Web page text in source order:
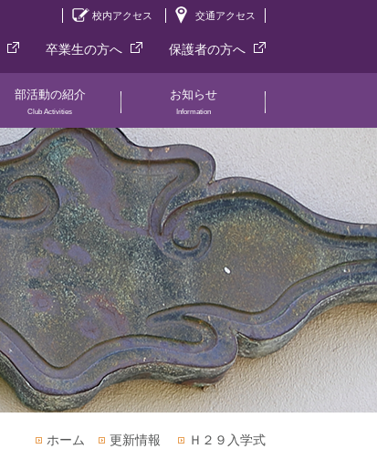
校内アクセス 交通アクセス
卒業生の方へ 保護者の方へ
部活動の紹介
Club Activities
お知らせ
Information
ホーム 更新情報 Ｈ２９入学式